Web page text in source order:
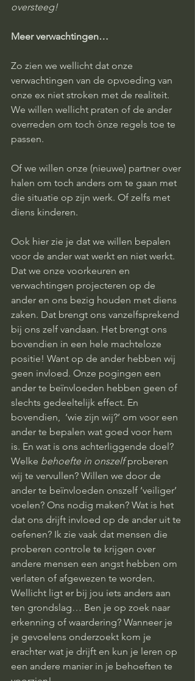
oversteeg!
Meer verwachtingen…
Zo zien we wellicht dat onze
verwachtingen van de opvoeding van
onze ex niet stroken met de realiteit.
We willen wellicht praten of de ander
overreden om toch ònze regels toe te
passen.
Of we willen onze (nieuwe) partner over
halen om toch anders om te gaan met
die situatie op zijn werk. Of zelfs met
diens kinderen.
Ook hier zie je dat we willen bepalen
voor de ander wat werkt en niet werkt.
Dat we onze voorkeuren en
verwachtingen projecteren op de
ander en ons bezig houden met diens
zaken. Dat brengt ons vanzelfsprekend
bij ons zelf vandaan. Het brengt ons
bovendien in een hele machteloze
positie! Want op de ander hebben wij
geen invloed. Onze pogingen een
ander te beïnvloeden hebben geen of
slechts gedeeltelijk effect. En
bovendien,  ‘wie zijn wij?’ om voor een
ander te bepalen wat goed voor hem
is. En wat is ons achterliggende doel?
Welke behoefte in onszelf proberen
wij te vervullen? Willen we door de
ander te beïnvloeden onszelf ‘veiliger’
voelen? Ons nodig maken? Wat is het
dat ons drijft invloed op de ander uit te
oefenen? Ik zie vaak dat mensen die
proberen controle te krijgen over
andere mensen een angst hebben om
verlaten of afgewezen te worden.
Wellicht ligt er bij jou iets anders aan
ten grondslag… Ben je op zoek naar
erkenning of waardering? Wanneer je
je gevoelens onderzoekt kom je
erachter wat je drijft en kun je leren op
een andere manier in je behoeften te